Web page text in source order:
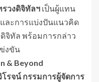
วงดิจิทัลฯ เป็นผู้แทน
ละการแบ่งปันแนวคิด
จิทัล พร้อมการกล่าว
งขัน
& Beyond
โรจน์ กรรมการผู้จัดการ